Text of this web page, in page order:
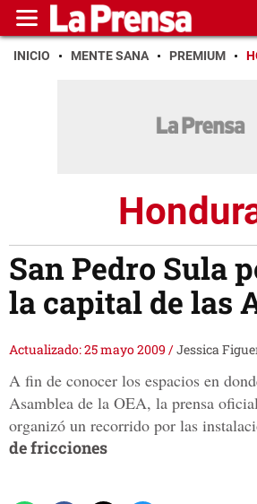
INICIO MENTE SANA PREMIUM
San Pedro Sula
la capital de las
Actualizado: 25 mayo 2009 /Jessica
A fin de conocer los espacios en
Asamblea de la OEA, la prensa
organizó un recorrido por las
de fricciones